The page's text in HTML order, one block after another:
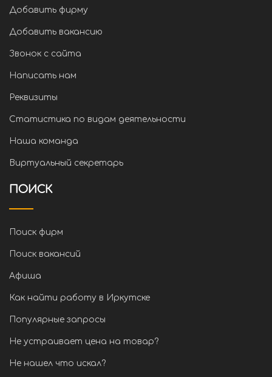
Добавить фирму
Добавить вакансию
Звонок с сайта
Написать нам
Реквизиты
Статистика по видам деятельности
Наша команда
Виртуальный секретарь
ПОИСК
Поиск фирм
Поиск вакансий
Афиша
Как найти работу в Иркутске
Популярные запросы
Не устраивает цена на товар?
Не нашел что искал?